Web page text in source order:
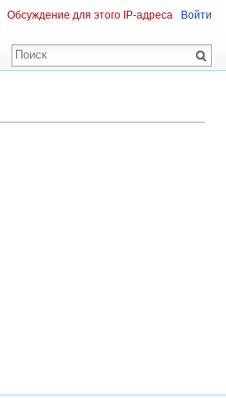
Обсуждение для этого IP-адреса Войти